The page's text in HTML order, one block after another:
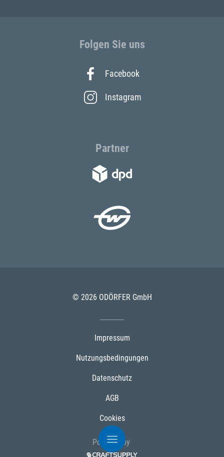
Folgen Sie uns
Facebook
Instagram
Partner
© 2026 ODÖRFER GmbH
Impressum
Nutzungsbedingungen
Datenschutz
AGB
Cookies
Powered by